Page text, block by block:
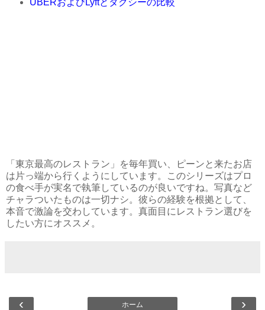
「東京最高のレストラン」を毎年買い、ピーンと来たお店
は片っ端から行くようにしています。このシリーズはプロ
の食べ手が実名で執筆しているのが良いですね。写真など
チャラついたものは一切ナシ。彼らの経験を根拠として、
本音で激論を交わしています。真面目にレストラン選びを
したい方にオススメ。
‹ ›
ホーム